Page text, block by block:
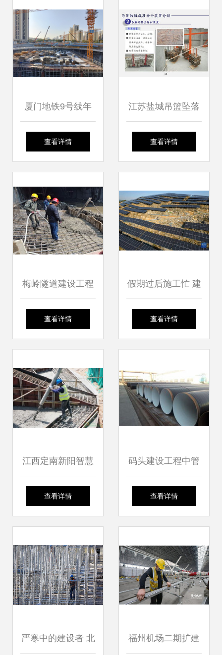
安全生产标准化工
地称号
厂”新格局，智造未
来再添引擎
厦门地铁9号线年
底开工建设，城市
查看详情
江苏盐城吊篮坠落
敲响警钟 建筑外墙
析与防范指南
查看详情
梅岭隧道建设工程
施工进度加快，助
化
查看详情
假期过后施工忙 建
设项目“加速度”
查看详情
江西定南新阳智慧
风电场首台风机基
绿色能源建设迈出
关键一步
查看详情
码头建设工程中管
件防腐螺旋管的报
策略
查看详情
严寒中的建设者 北 福州机场二期扩建